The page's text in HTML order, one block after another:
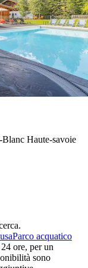
Haute-savoie
Parco acquatico
ore, per un
sono